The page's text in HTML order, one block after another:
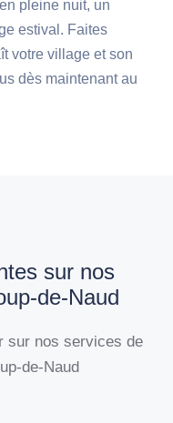
pleine nuit, un
estival. Faites
votre village et son
dès maintenant au
sur nos
de-Naud
sur nos services de
de-Naud